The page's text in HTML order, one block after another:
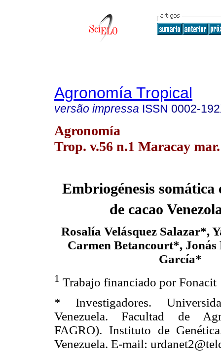
Agronomía Tropical
versão impressa ISSN 0002-
Agronomía
Trop. v.56 n.1 Maracay
Embriogénesis somática
de cacao
Rosalía Velásquez Salazar*,
Carmen Betancourt*,
García*
1 Trabajo financiado por Fonacit
* Investigadores.
Venezuela. Facultad de
FAGRO). Instituto de
Venezuela. E-mail: